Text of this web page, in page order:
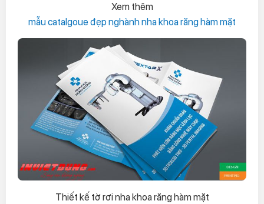
Xem thêm
mẫu catalgoue đẹp nghành nha khoa răng hàm mặt
Thiết kế tờ rơi nha khoa răng hàm mặt